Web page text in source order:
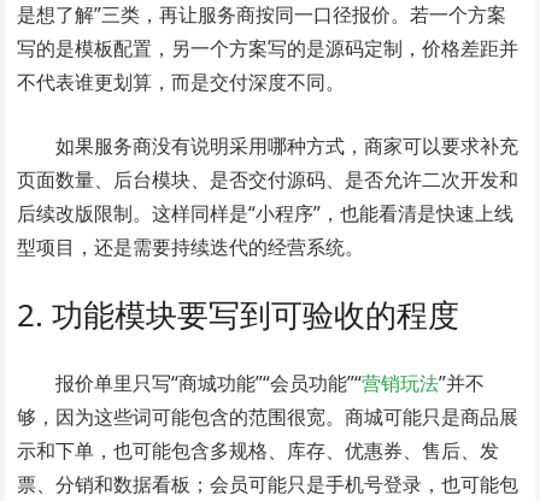
是想了解”三类，再让服务商按同一口径报价。若一个方案
写的是模板配置，另一个方案写的是源码定制，价格差距并
不代表谁更划算，而是交付深度不同。
如果服务商没有说明采用哪种方式，商家可以要求补充
页面数量、后台模块、是否交付源码、是否允许二次开发和
后续改版限制。这样同样是“小程序”，也能看清是快速上线
型项目，还是需要持续迭代的经营系统。
2. 功能模块要写到可验收的程度
报价单里只写“商城功能”“会员功能”“营销玩法”并不
够，因为这些词可能包含的范围很宽。商城可能只是商品展
示和下单，也可能包含多规格、库存、优惠券、售后、发
票、分销和数据看板；会员可能只是手机号登录，也可能包